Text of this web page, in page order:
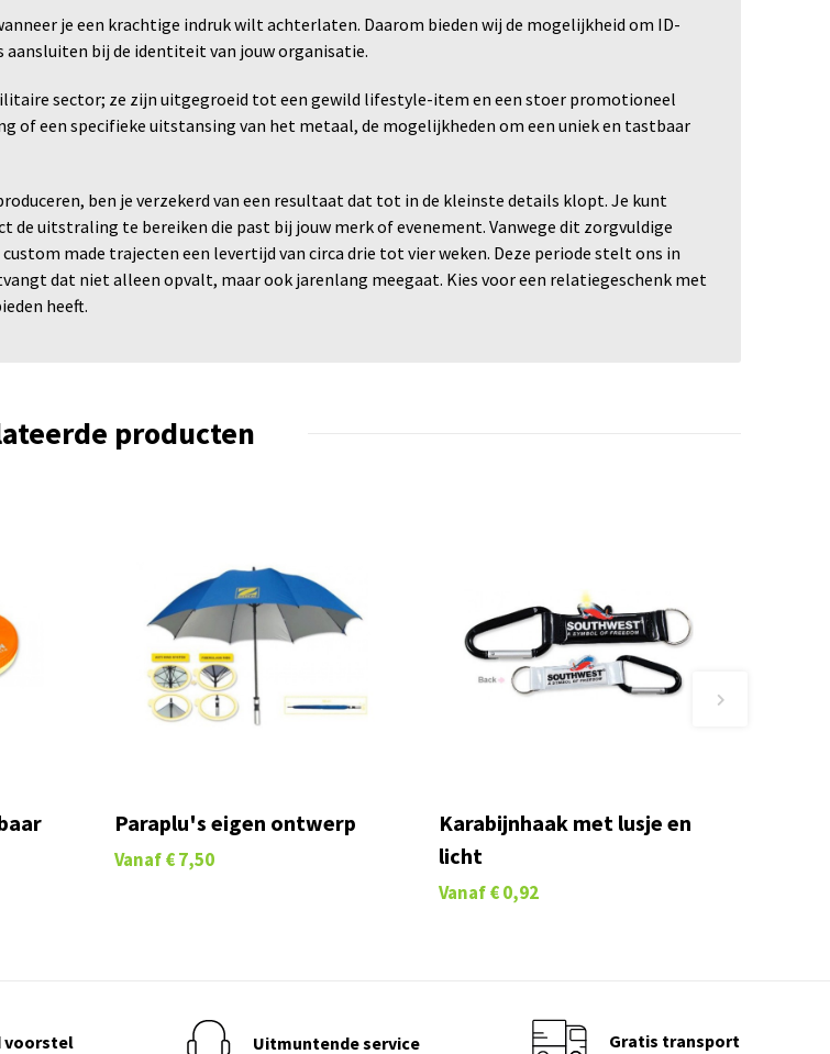
je een krachtige indruk wilt achterlaten. Daarom bieden wij de mogelijkheid om ID-
bij de identiteit van jouw organisatie.
sector; ze zijn uitgegroeid tot een gewild lifestyle-item en een stoer promotioneel
of een specifieke uitstansing van het metaal, de mogelijkheden om een uniek en tastbaar
ben je verzekerd van een resultaat dat tot in de kleinste details klopt. Je kunt
uitstraling te bereiken die past bij jouw merk of evenement. Vanwege dit zorgvuldige
made trajecten een levertijd van circa drie tot vier weken. Deze periode stelt ons in
dat niet alleen opvalt, maar ook jarenlang meegaat. Kies voor een relatiegeschenk met
heeft.
producten
Paraplu's eigen ontwerp
Vanaf€ 7,50
Karabijnhaak met lusje en
licht
Vanaf€ 0,92
voorstel Uitmuntende service Gratis transport